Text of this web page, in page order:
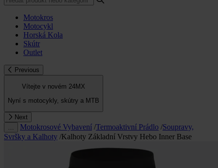
Motokros
Motocykl
Horská Kola
Skútr
Outlet
Previous
Vítejte v novém 24MX
Nyní s motocykly, skútry a MTB
Next
Motokrosové Vybavení /Termoaktivní Prádlo /Soupravy,
Svršky a Kalhoty /Kalhoty Základní Vrstvy Hebo Inner Base